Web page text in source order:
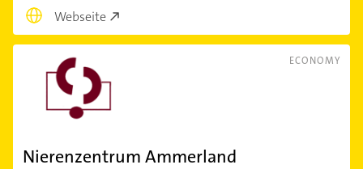
Webseite
ECONOMY
Nierenzentrum Ammerland